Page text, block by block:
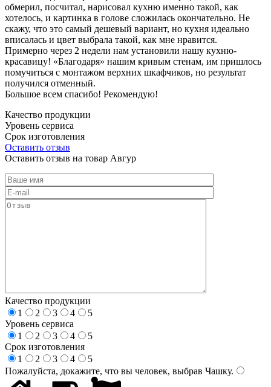
обмерил, посчитал, нарисовал кухню именно такой, как
хотелось, и картинка в голове сложилась окончательно. Не
скажу, что это самый дешевый вариант, но кухня идеально
вписалась и цвет выбрала такой, как мне нравится.
Примерно через 2 недели нам установили нашу кухню-
красавицу! «Благодаря» нашим кривым стенам, им пришлось
помучиться с монтажом верхних шкафчиков, но результат
получился отменный.
Большое всем спасибо! Рекомендую!
Качество продукции
Уровень сервиса
Срок изготовления
Оставить отзыв
Оставить отзыв на товар Авгур
Качество продукции
1
2 3 4
5
Уровень сервиса
1
2 3 4
5
Срок изготовления
1
2 3 4
5
Пожалуйста, докажите, что вы человек, выбрав Чашку.